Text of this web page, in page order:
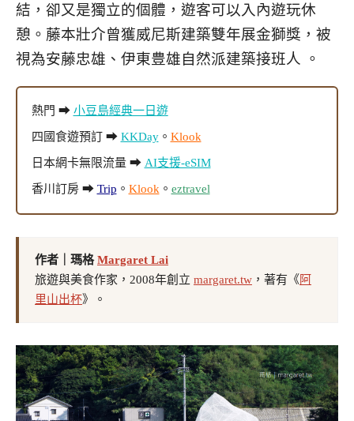
結，卻又是獨立的個體，遊客可以入內遊玩休
憩。藤本壯介曾獲威尼斯建築雙年展金獅獎， 被
視為安藤忠雄、伊東豊雄自然派建築接班人 。
熱門 ➡ 小豆島經典一日遊
四國食遊預訂 ➡ KKDay。 Klook
日本網卡無限流量 ➡ AI支援-eSIM
香川訂房 ➡ Trip 。 Klook 。 eztravel
作者｜瑪格Margaret Lai
旅遊與美食作家，2008年創立 margaret.tw ，著有《阿
里山出杯》。